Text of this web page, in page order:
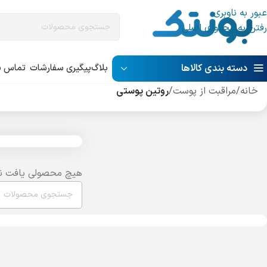
عبور به ناوبری
رفتن به محتوای اصلی
دسته بندی کالاها بلاگپیگیری سفارشات تماس
خانه/مراقبت از پوست/روتین پوستی
هیچ محصولی یافت